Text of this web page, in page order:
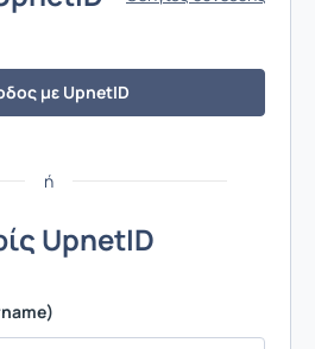
με UpnetID
ή
UpnetID